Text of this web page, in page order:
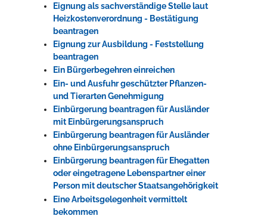
Eignung als sachverständige Stelle laut
Heizkostenverordnung - Bestätigung
beantragen
Eignung zur Ausbildung - Feststellung
beantragen
Ein Bürgerbegehren einreichen
Ein- und Ausfuhr geschützter Pflanzen-
und Tierarten Genehmigung
Einbürgerung beantragen für Ausländer
mit Einbürgerungsanspruch
Einbürgerung beantragen für Ausländer
ohne Einbürgerungsanspruch
Einbürgerung beantragen für Ehegatten
oder eingetragene Lebenspartner einer
Person mit deutscher Staatsangehörigkeit
Eine Arbeitsgelegenheit vermittelt
bekommen